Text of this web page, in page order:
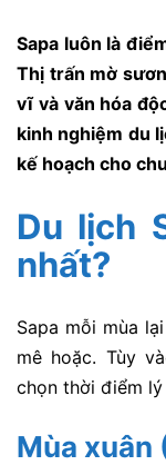
Sapa luôn là
Thị trấn mờ
vĩ và văn hóa
kinh nghiệm du
kế hoạch cho
Du lịch
nhất?
Sapa mỗi mùa
mê hoặc. Tùy
chọn thời điểm
Mùa xuân